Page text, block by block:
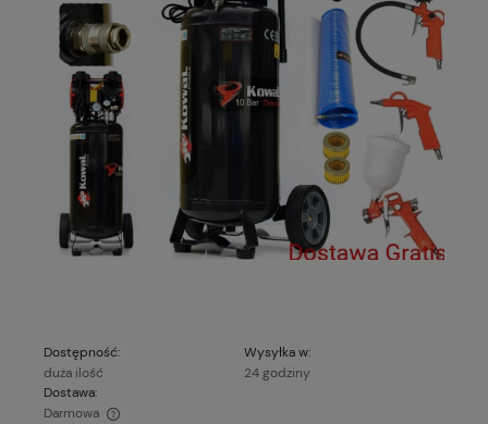
Dostępność:
duża ilość
Wysyłka w:
24 godziny
Dostawa:
Darmowa